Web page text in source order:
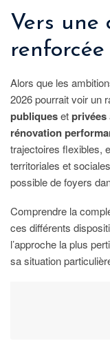
Vers une
Alors que les
2026 pourrait voir un
publiquesetprivées
rénovation
trajectoires flexibles,
territoriales et
possible de foyers
Comprendre la
ces différents
l’approche la plus
sa situation